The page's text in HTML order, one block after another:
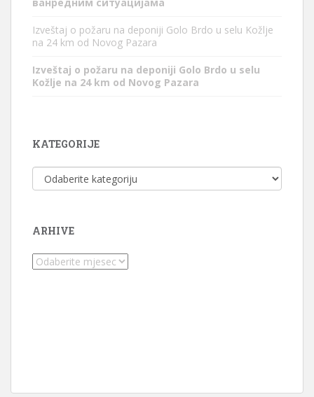
Izveštaj o požaru na deponiji Golo Brdo u selu Kožlje
na 24 km od Novog Pazara
Izveštaj o požaru na deponiji Golo Brdo u selu
Kožlje na 24 km od Novog Pazara
KATEGORIJE
Kategorije
ARHIVE
Arhive